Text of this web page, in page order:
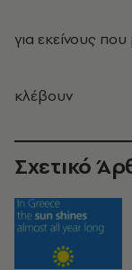
για εκείνους
κλέβουν
Σχετικό